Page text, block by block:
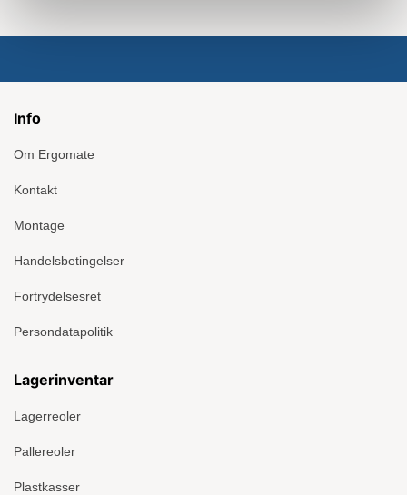
Info
Om Ergomate
Kontakt
Montage
Handelsbetingelser
Fortrydelsesret
Persondatapolitik
Lagerinventar
Lagerreoler
Pallereoler
Plastkasser